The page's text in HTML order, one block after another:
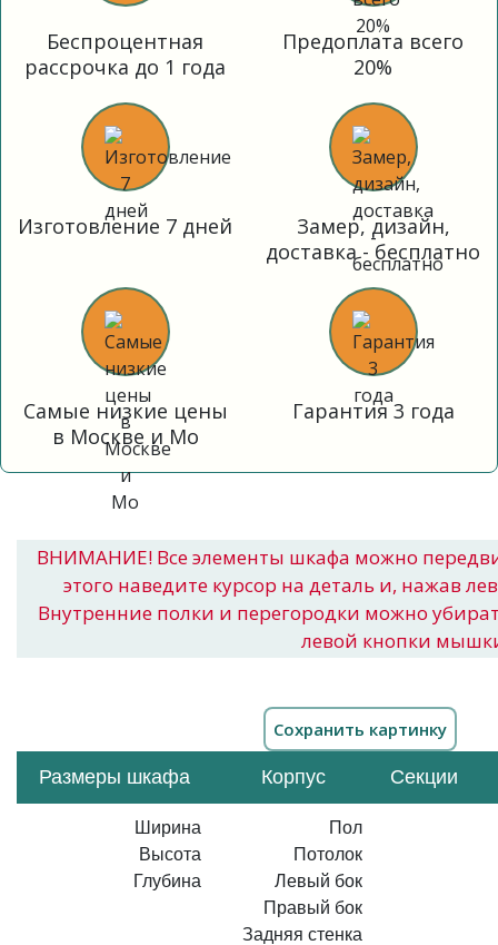
Беспроцентная
рассрочка до 1 года
Предоплата всего
20%
Изготовление 7 дней
Замер, дизайн,
доставка - бесплатно
Самые низкие цены
в Москве и Мо
Гарантия 3 года
ВНИМАНИЕ! Все элементы шкафа можно
этого наведите курсор на деталь и, нажав
Внутренние полки и перегородки можно
левой кнопки
Размеры шкафа Корпус Секции
Ширина
Высота
Глубина
Пол
Потолок
Левый бок
Правый бок
Задняя стенка